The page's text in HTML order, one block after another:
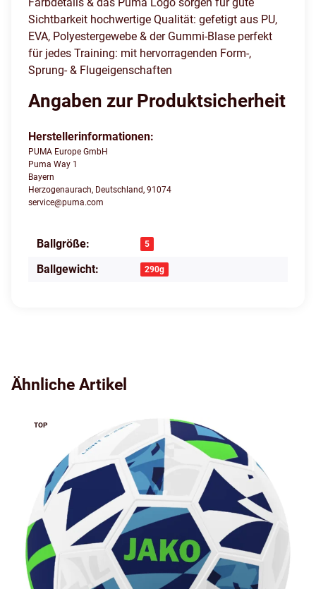
Sichtbarkeit hochwertige Qualität: gefetigt aus PU,
EVA, Polyestergewebe & der Gummi-Blase perfekt
für jedes Training: mit hervorragenden Form-,
Sprung- & Flugeigenschaften
Angaben zur Produktsicherheit
Herstellerinformationen:
PUMA Europe GmbH
Puma Way 1
Bayern
Herzogenaurach, Deutschland, 91074
service@puma.com
Produkteigenschaft
Wert
Ballgröße: 5
Ballgewicht: 290g
Ähnliche Artikel
TOP